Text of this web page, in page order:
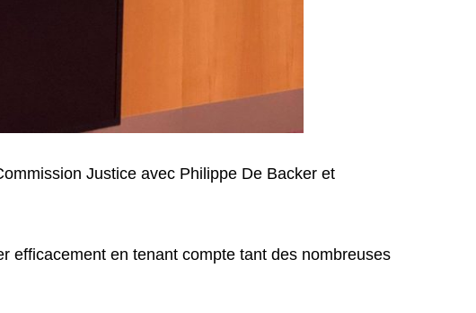
Justice avec Philippe De Backer et
efficacement en tenant compte tant des nombreuses